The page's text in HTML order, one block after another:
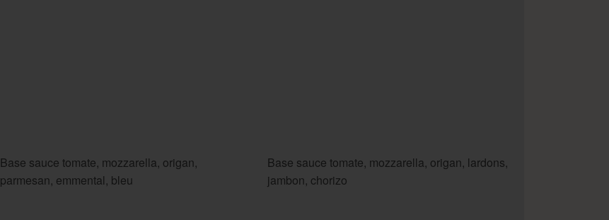
Base sauce tomate, mozzarella, origan,
parmesan, emmental, bleu
Base sauce tomate, mozzarella, origan, lardons,
jambon, chorizo